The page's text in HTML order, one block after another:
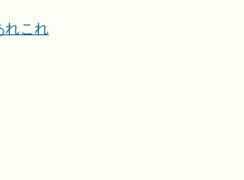
れこれ